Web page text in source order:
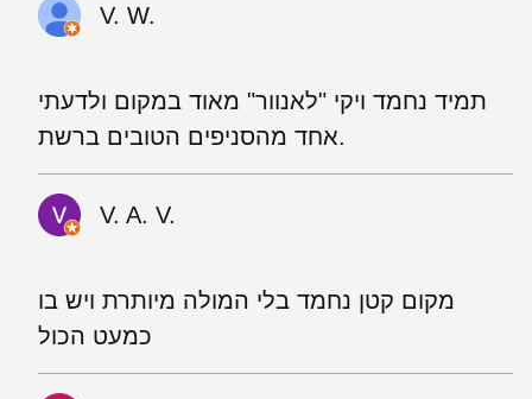
V. W.
תמיד נחמד ויקי "לאנוור" מאוד במקום ולדעתי
אחד מהסניפים הטובים ברשת.
V. A. V.
מקום קטן נחמד בלי המולה מיותרת ויש בו
כמעט הכול